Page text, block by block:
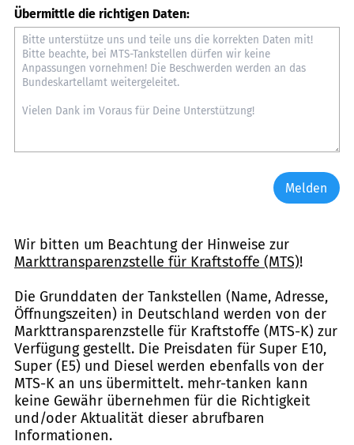
Übermittle die richtigen Daten:
Melden
Wir bitten um Beachtung der Hinweise zur
Markttransparenzstelle für Kraftstoffe (MTS)!
Die Grunddaten der Tankstellen (Name, Adresse,
Öffnungszeiten) in Deutschland werden von der
Markttransparenzstelle für Kraftstoffe (MTS-K) zur
Verfügung gestellt. Die Preisdaten für Super E10,
Super (E5) und Diesel werden ebenfalls von der
MTS-K an uns übermittelt. mehr-tanken kann
keine Gewähr übernehmen für die Richtigkeit
und/oder Aktualität dieser abrufbaren
Informationen.